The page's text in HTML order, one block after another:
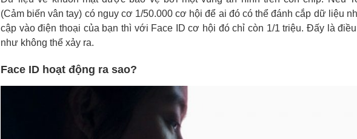
(Cảm biến vân tay) có nguy cơ 1/50.000 cơ hội để ai đó có thể đánh cắp dữ liệu
cập vào điện thoại của bạn thì với Face ID cơ hội đó chỉ còn 1/1 triệu. Đấy là
như không thể xảy ra.
Face ID hoạt động ra sao?